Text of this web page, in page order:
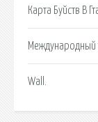
Карта Буйств В
Международный
Wall.